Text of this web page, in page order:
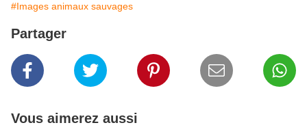
#Images animaux sauvages
Partager
Vous aimerez aussi